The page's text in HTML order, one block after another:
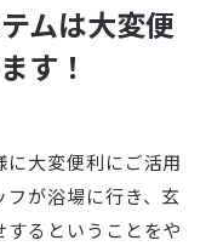
ムは大変便
す！
大変便利にご活用
が浴場に行き、玄
るということをや